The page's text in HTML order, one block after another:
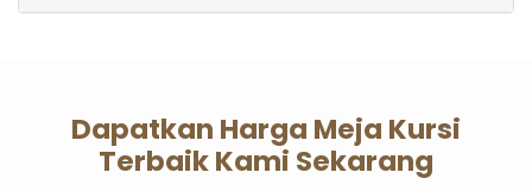
Dapatkan Harga Meja Kursi
Terbaik Kami Sekarang